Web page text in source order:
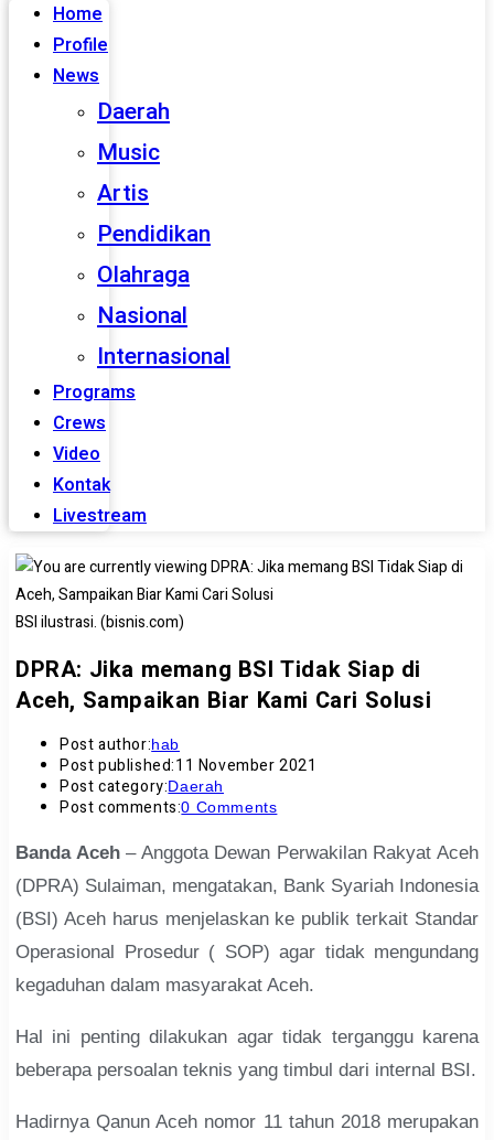
Home
Profile
News
Daerah
Music
Artis
Pendidikan
Olahraga
Nasional
Internasional
Programs
Crews
Video
Kontak
Livestream
BSI ilustrasi. (bisnis.com)
DPRA: Jika memang BSI Tidak Siap di
Aceh, Sampaikan Biar Kami Cari Solusi
Post author:hab
Post published:11 November 2021
Post category:Daerah
Post comments:0 Comments
Banda Aceh– Anggota Dewan Perwakilan Rakyat Aceh
(DPRA) Sulaiman, mengatakan, Bank Syariah Indonesia
(BSI) Aceh harus menjelaskan ke publik terkait Standar
Operasional Prosedur ( SOP) agar tidak mengundang
kegaduhan dalam masyarakat Aceh.
Hal ini penting dilakukan agar tidak terganggu karena
beberapa persoalan teknis yang timbul dari internal BSI.
Hadirnya Qanun Aceh nomor 11 tahun 2018 merupakan